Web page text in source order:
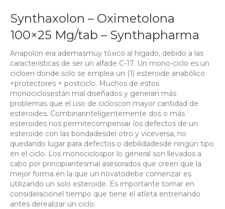
Synthaxolon – Oximetolona
100×25 Mg/tab – Synthapharma
Anapolon era ademasmuy tóxico al hígado, debido a las
características de ser un alfade C-17. Un mono-ciclo es un
cicloen donde solo se emplea un (1) esteroide anabólico
+protectores + postciclo. Muchos de estos
monociclosestán mal diseñados y generan más
problemas que el uso de cicloscon mayor cantidad de
esteroides. Combinarinteligentemente dos o más
esteroides nos permitecompensar los defectos de un
esteroide con las bondadesdel otro y viceversa, no
quedando lugar para defectos o debilidadesde ningún tipo
en el ciclo. Los monociclospor lo general son llevados a
cabo por principiantesmal asesorados que creen que la
mejor forma en la que un novatodebe comenzar es
utilizando un solo esteroide. Es importante tomar en
consideraciónel tiempo que tiene el atleta entrenando
antes derealizar un ciclo.